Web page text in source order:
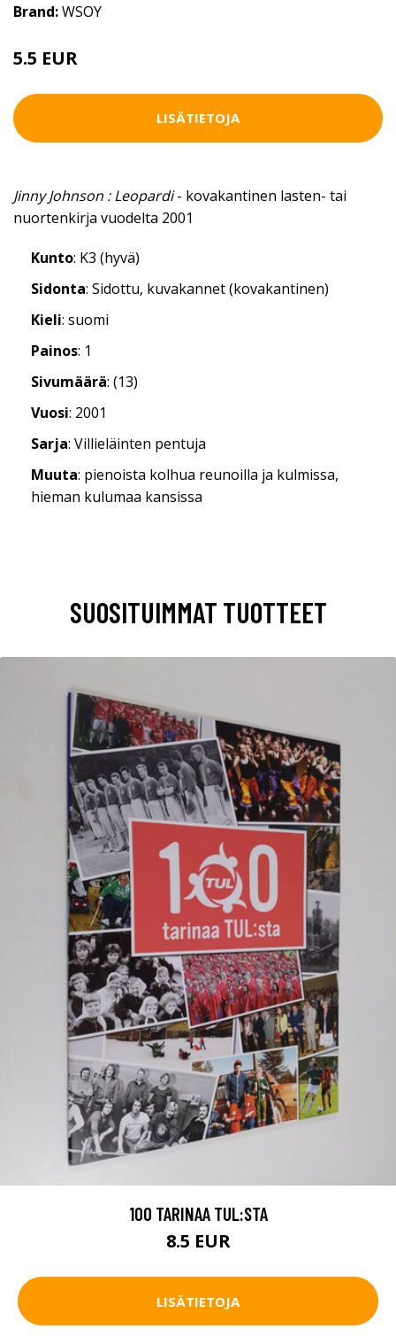
Brand:WSOY
5.5 EUR
LISÄTIETOJA
Jinny Johnson : Leopardi- kovakantinen lasten- tai
nuortenkirja vuodelta 2001
Kunto: K3 (hyvä)
Sidonta: Sidottu, kuvakannet (kovakantinen)
Kieli: suomi
Painos: 1
Sivumäärä: (13)
Vuosi: 2001
Sarja: Villieläinten pentuja
Muuta: pienoista kolhua reunoilla ja kulmissa,
hieman kulumaa kansissa
SUOSITUIMMAT TUOTTEET
100 TARINAA TUL:STA
8.5 EUR
LISÄTIETOJA